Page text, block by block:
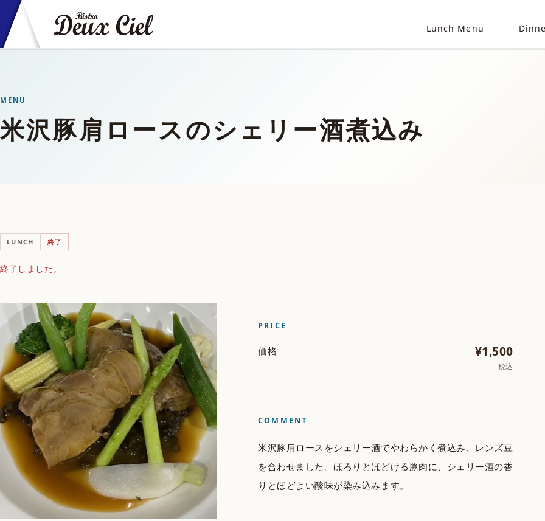
Lunch Menu
MENU
米沢豚肩ロースのシェリー酒煮込み
LUNCH 終了
終了しました。
PRICE
価格 ¥1,500
税込
COMMENT
米沢豚肩ロースをシェリー酒でやわらかく煮込み、レンズ豆
を合わせました。ほろりとほどける豚肉に、シェリー酒の香
りとほどよい酸味が染み込みます。